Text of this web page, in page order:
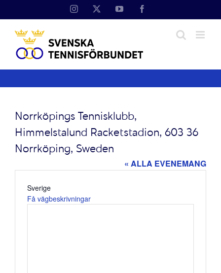
Instagram YouTube
Norrköpings Tennisklubb,
Himmelstalund Racketstadion, 603 36
Norrköping, Sweden
« ALLA EVENEMANG
Adress
Sverige
Få vägbeskrivningar